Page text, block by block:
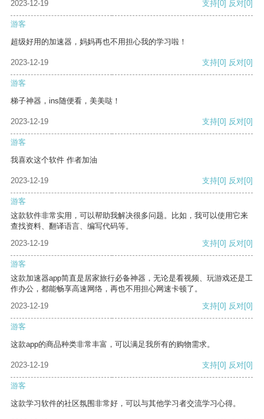
2023-12-19 支持[0] 反对[0]
游客
超级好用的加速器，妈妈再也不用担心我的学习啦！
2023-12-19 支持[0] 反对[0]
游客
梯子神器，ins随便看，美美哒！
2023-12-19 支持[0] 反对[0]
游客
我喜欢这个软件 作者加油
2023-12-19 支持[0] 反对[0]
游客
这款软件非常实用，可以帮助我解决很多问题。比如，我可以使用它来
查找资料、翻译语言、编写代码等。
2023-12-19
支持[0] 反对[0]
游客
这款加速器app简直是居家旅行必备神器，无论是看视频、玩游戏还是工
作办公，都能畅享高速网络，再也不用担心网速卡顿了。
2023-12-19
支持[0] 反对[0]
游客
这款app的商品种类非常丰富，可以满足我所有的购物需求。
2023-12-19 支持[0] 反对[0]
游客
这款学习软件的社区氛围非常好，可以与其他学习者交流学习心得。